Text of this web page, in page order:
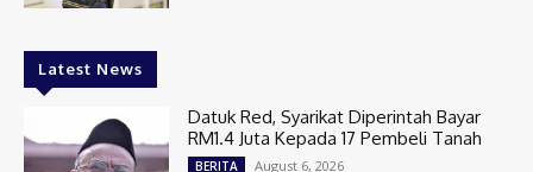
Latest News
Datuk Red, Syarikat Diperintah Bayar
RM1.4 Juta Kepada 17 Pembeli Tanah
BERITA August 6, 2026